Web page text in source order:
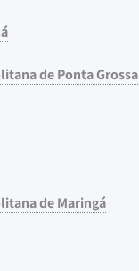
de Ponta Grossa
de Maringá